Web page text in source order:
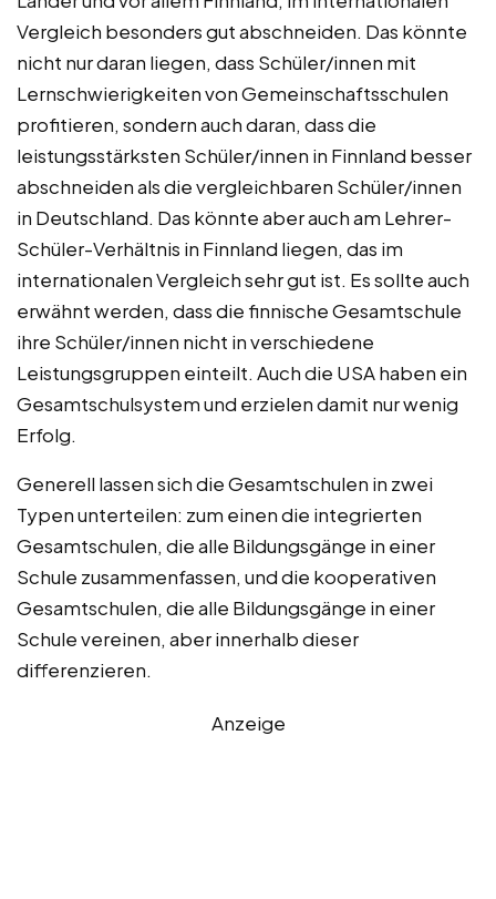
Vergleich besonders gut abschneiden. Das könnte
nicht nur daran liegen, dass Schüler/innen mit
Lernschwierigkeiten von Gemeinschaftsschulen
profitieren, sondern auch daran, dass die
leistungsstärksten Schüler/innen in Finnland besser
abschneiden als die vergleichbaren Schüler/innen
in Deutschland. Das könnte aber auch am Lehrer-
Schüler-Verhältnis in Finnland liegen, das im
internationalen Vergleich sehr gut ist. Es sollte auch
erwähnt werden, dass die finnische Gesamtschule
ihre Schüler/innen nicht in verschiedene
Leistungsgruppen einteilt. Auch die USA haben ein
Gesamtschulsystem und erzielen damit nur wenig
Erfolg.
Generell lassen sich die Gesamtschulen in zwei
Typen unterteilen: zum einen die integrierten
Gesamtschulen, die alle Bildungsgänge in einer
Schule zusammenfassen, und die kooperativen
Gesamtschulen, die alle Bildungsgänge in einer
Schule vereinen, aber innerhalb dieser
differenzieren.
Anzeige